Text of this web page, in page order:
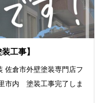
工事】
佐倉市外壁塗装専門店フ
市内 塗装工事完了しま